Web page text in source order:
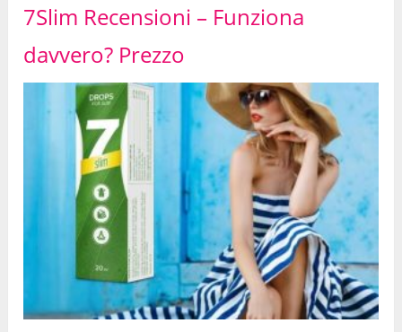
7Slim Recensioni – Funziona
davvero? Prezzo